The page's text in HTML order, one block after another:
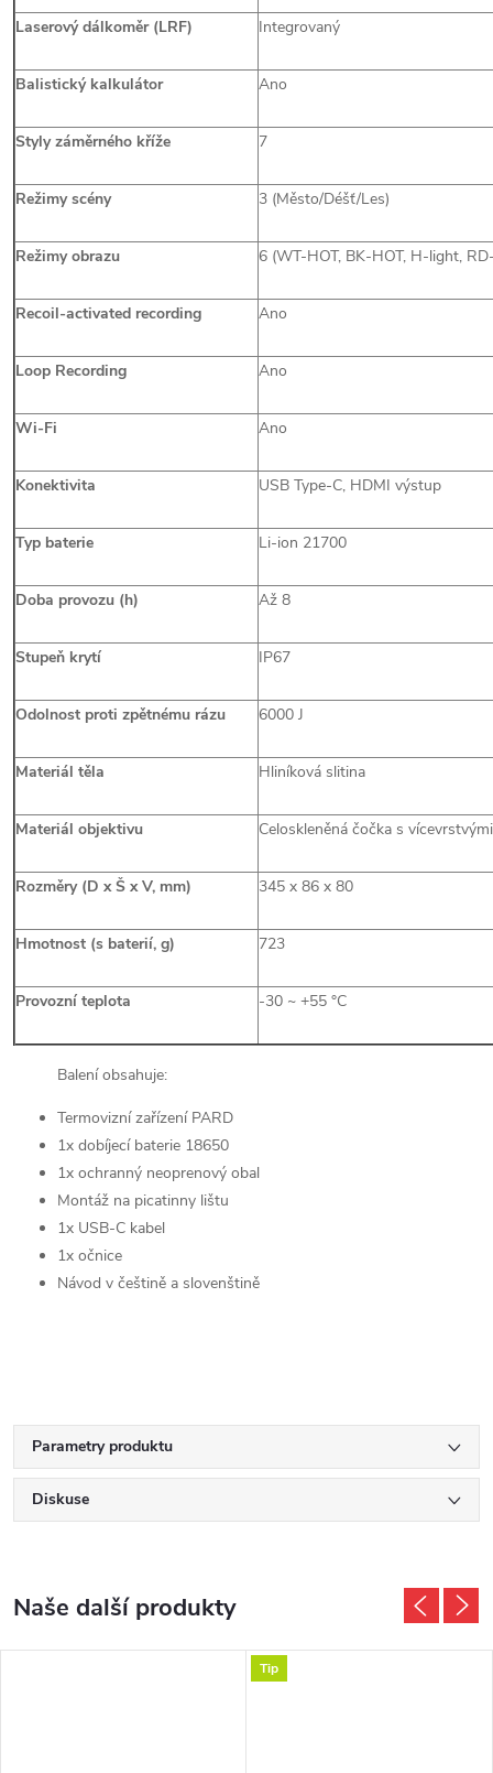
Laserový dálkoměr (LRF) Integrovaný
Balistický kalkulátor Ano
Styly záměrného kříže 7
Režimy scény 3 (Město/Déšť/Les)
Režimy obrazu 6 (WT-HOT, BK-HOT, H-light,
Recoil-activated recording Ano
Loop Recording Ano
Wi-Fi Ano
Konektivita USB Type-C, HDMI výstup
Typ baterie Li-ion 21700
Doba provozu (h) Až 8
Stupeň krytí IP67
Odolnost proti zpětnému rázu 6000 J
Materiál těla Hliníková slitina
Materiál objektivu Celoskleněná čočka s
Rozměry (D x Š x V, mm) 345 x 86 x 80
Hmotnost (s baterií, g) 723
Provozní teplota -30 ~ +55 °C
Balení obsahuje:
Termovizní zařízení PARD
1x dobíjecí baterie 18650
1x ochranný neoprenový obal
Montáž na picatinny lištu
1x USB-C kabel
1x očnice
Návod v češtině a slovenštině
Parametry produktu
Diskuse
Naše další produkty
Tip